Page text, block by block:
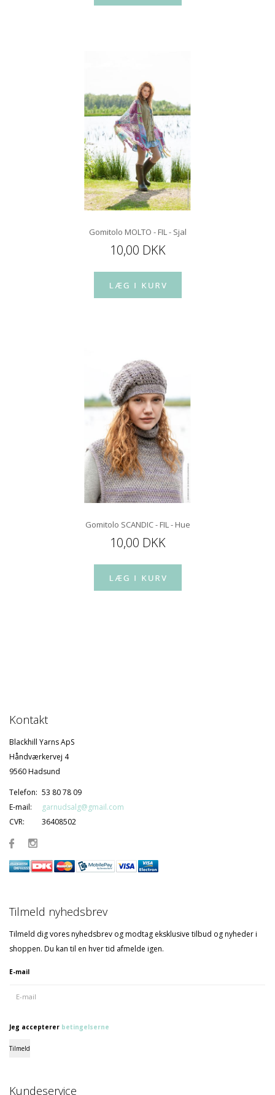
Gomitolo MOLTO - FIL - Sjal
10,00 DKK
Gomitolo SCANDIC - FIL - Hue
10,00 DKK
Kontakt
Blackhill Yarns ApS
Håndværkervej 4
9560 Hadsund
Telefon: 53 80 78 09
E-mail:
garnudsalg@gmail.com
CVR:
36408502
Tilmeld nyhedsbrev
Tilmeld dig vores nyhedsbrev og modtag eksklusive tilbud og nyheder i
shoppen. Du kan til en hver tid afmelde igen.
E-mail
Jeg accepterer betingelserne
Tilmeld
Kundeservice